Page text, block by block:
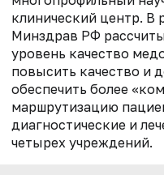
клинический центр. В
Минздрав РФ
уровень качество
повысить качество и
обеспечить более
маршрутизацию
диагностические и
четырех учреждений.